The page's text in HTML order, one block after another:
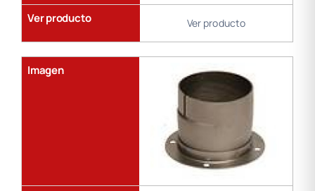
Ver producto
Ver producto
Imagen